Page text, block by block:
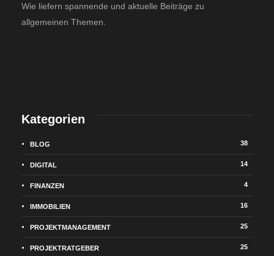
Wie liefern spannende und aktuelle Beiträge zu
allgemeinen Themen.
Kategorien
BLOG 38
DIGITAL 14
FINANZEN 4
IMMOBILIEN 16
PROJEKTMANAGEMENT 25
PROJEKTRATGEBER 25